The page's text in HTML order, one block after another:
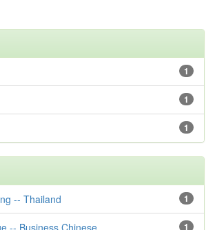
1
1
1
1
-- Thailand
1
-- Business Chinese